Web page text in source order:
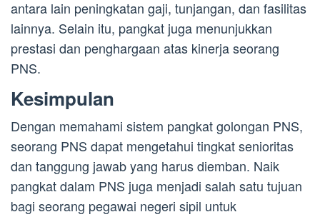
antara lain peningkatan gaji, tunjangan, dan fasilitas
lainnya. Selain itu, pangkat juga menunjukkan
prestasi dan penghargaan atas kinerja seorang
PNS.
Kesimpulan
Dengan memahami sistem pangkat golongan PNS,
seorang PNS dapat mengetahui tingkat senioritas
dan tanggung jawab yang harus diemban. Naik
pangkat dalam PNS juga menjadi salah satu tujuan
bagi seorang pegawai negeri sipil untuk